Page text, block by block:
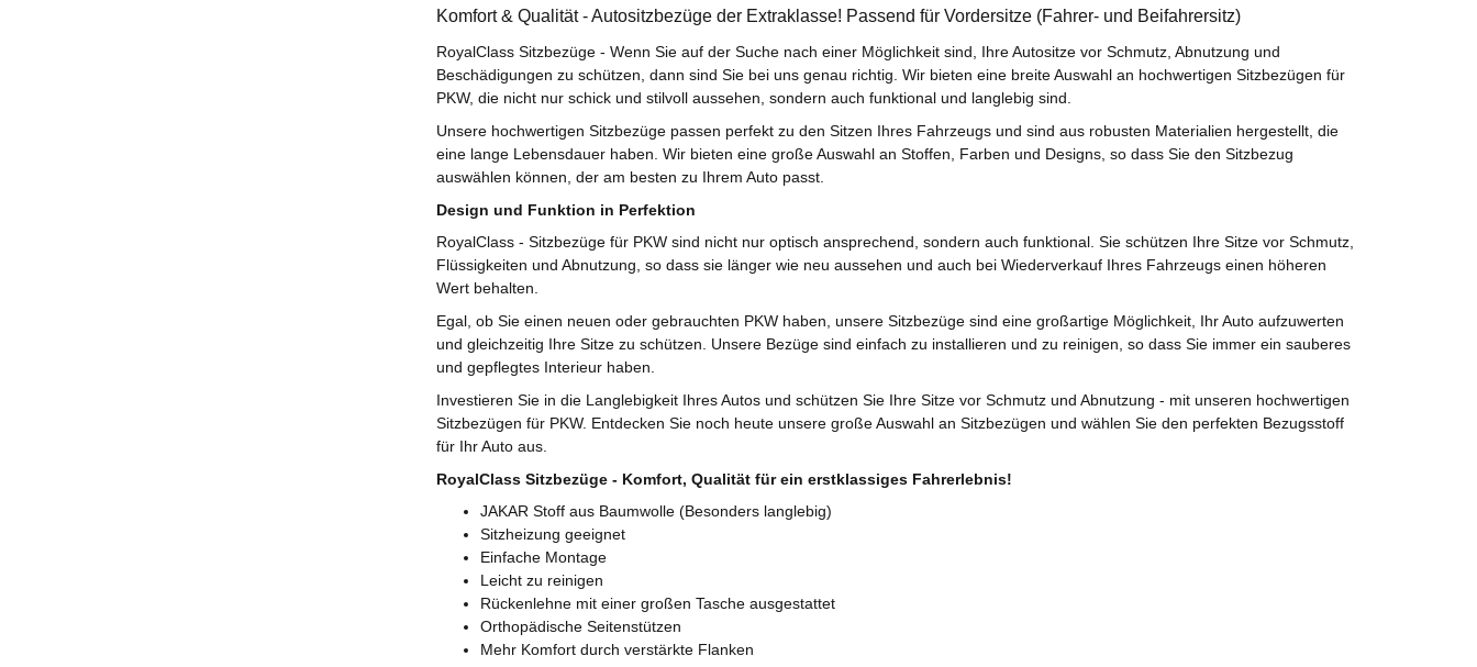
Komfort & Qualität - Autositzbezüge der Extraklasse! Passend für Vordersitze (Fahrer- und Beifahrersitz)
RoyalClass Sitzbezüge - Wenn Sie auf der Suche nach einer Möglichkeit sind, Ihre Autositze vor Schmutz, Abnutzung und
Beschädigungen zu schützen, dann sind Sie bei uns genau richtig. Wir bieten eine breite Auswahl an hochwertigen Sitzbezügen für
PKW, die nicht nur schick und stilvoll aussehen, sondern auch funktional und langlebig sind.
Unsere hochwertigen Sitzbezüge passen perfekt zu den Sitzen Ihres Fahrzeugs und sind aus robusten Materialien hergestellt, die
eine lange Lebensdauer haben. Wir bieten eine große Auswahl an Stoffen, Farben und Designs, so dass Sie den Sitzbezug
auswählen können, der am besten zu Ihrem Auto passt.
Design und Funktion in Perfektion
RoyalClass - Sitzbezüge für PKW sind nicht nur optisch ansprechend, sondern auch funktional. Sie schützen Ihre Sitze vor Schmutz,
Flüssigkeiten und Abnutzung, so dass sie länger wie neu aussehen und auch bei Wiederverkauf Ihres Fahrzeugs einen höheren
Wert behalten.
Egal, ob Sie einen neuen oder gebrauchten PKW haben, unsere Sitzbezüge sind eine großartige Möglichkeit, Ihr Auto aufzuwerten
und gleichzeitig Ihre Sitze zu schützen. Unsere Bezüge sind einfach zu installieren und zu reinigen, so dass Sie immer ein sauberes
und gepflegtes Interieur haben.
Investieren Sie in die Langlebigkeit Ihres Autos und schützen Sie Ihre Sitze vor Schmutz und Abnutzung - mit unseren hochwertigen
Sitzbezügen für PKW. Entdecken Sie noch heute unsere große Auswahl an Sitzbezügen und wählen Sie den perfekten Bezugsstoff
für Ihr Auto aus.
RoyalClass Sitzbezüge - Komfort, Qualität für ein erstklassiges Fahrerlebnis!
JAKAR Stoff aus Baumwolle (Besonders langlebig)
Sitzheizung geeignet
Einfache Montage
Leicht zu reinigen
Rückenlehne mit einer großen Tasche ausgestattet
Orthopädische Seitenstützen
Mehr Komfort durch verstärkte Flanken